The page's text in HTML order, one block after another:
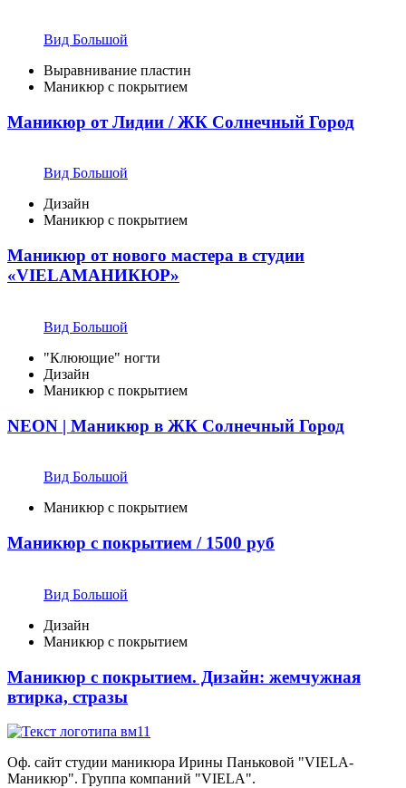
Вид Большой
Выравнивание пластин
Маникюр с покрытием
Маникюр от Лидии / ЖК Солнечный Город
Вид Большой
Дизайн
Маникюр с покрытием
Маникюр от нового мастера в студии
«VIELAМАНИКЮР»
Вид Большой
"Клюющие" ногти
Дизайн
Маникюр с покрытием
NEON | Маникюр в ЖК Солнечный Город
Вид Большой
Маникюр с покрытием
Маникюр с покрытием / 1500 руб
Вид Большой
Дизайн
Маникюр с покрытием
Маникюр с покрытием. Дизайн: жемчужная
втирка, стразы
Оф. сайт студии маникюра Ирины Паньковой "VIELA-
Маникюр". Группа компаний "VIELA".